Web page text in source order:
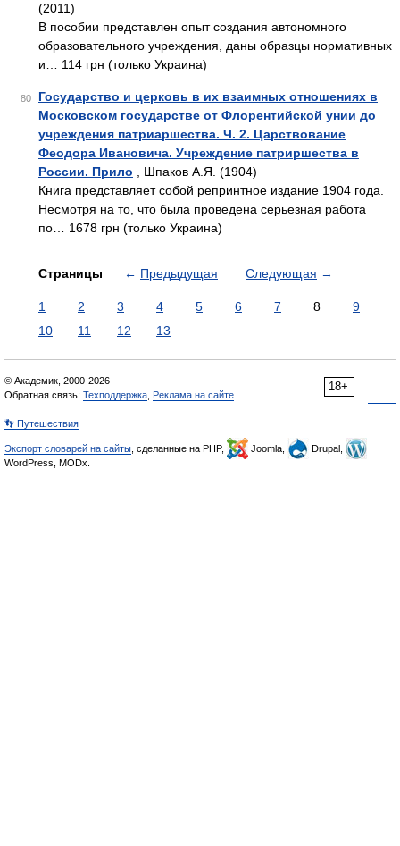
(2011)
В пособии представлен опыт создания автономного
образовательного учреждения, даны образцы нормативных
и… 114 грн (только Украина)
80
Государство и церковь в их взаимных отношениях в
Московском государстве от Флорентийской унии до
учреждения патриаршества. Ч. 2. Царствование
Феодора Ивановича. Учреждение патриршества в
России. Прило , Шпаков А.Я. (1904)
Книга представляет собой репринтное издание 1904 года.
Несмотря на то, что была проведена серьезная работа
по… 1678 грн (только Украина)
Страницы ← Предыдущая Следующая →
1 2 3 4 5 6 7 8
9
10
11 12 13
18+
© Академик, 2000-2026
Обратная связь: Техподдержка Реклама на сайте
👣 Путешествия
Экспорт словарей на сайты , сделанные на PHP, Joomla,
Drupal,
WordPress, MODx.